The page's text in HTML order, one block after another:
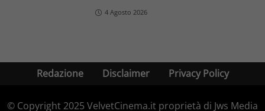
4 Agosto 2026
Redazione Disclaimer Privacy Policy
© Copyright 2025 VelvetCinema.it proprietà di Jws Media